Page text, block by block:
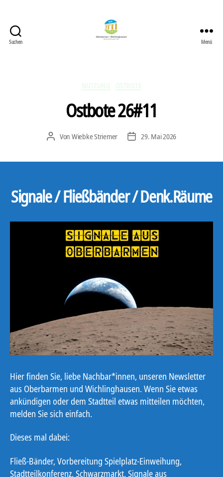
Suchen Menü
Ostbote 26#11
Beitragsautor
Von Wiebke Striemer Veröffentlichungsdatum
29. Mai 2026
Signale / Fließbänder / Denk.Räume
Hier finden Sie, liebe Nachbar*innen, unseren Newsletter
aus Oberbarmen und Wichlinghausen. Wenn Sie etwas
ankündigen oder dem Stadtteil etwas mitteilen möchten,
melden Sie sich einfach.
Dieses mal dabei:
Fließ-Bänder, Vorbereitung Spielplatz-Einweihung,
Stadtteilkonferenz, Schwarzmarkt, Signale aus